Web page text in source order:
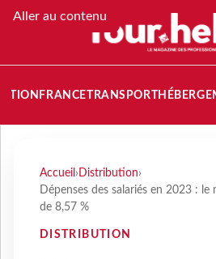
Aller au contenu
FRANCETRANSPORT
Accueil › Distribution›
Dépenses des salariés en 2023 :
de 8,57 %
DISTRIBUTION